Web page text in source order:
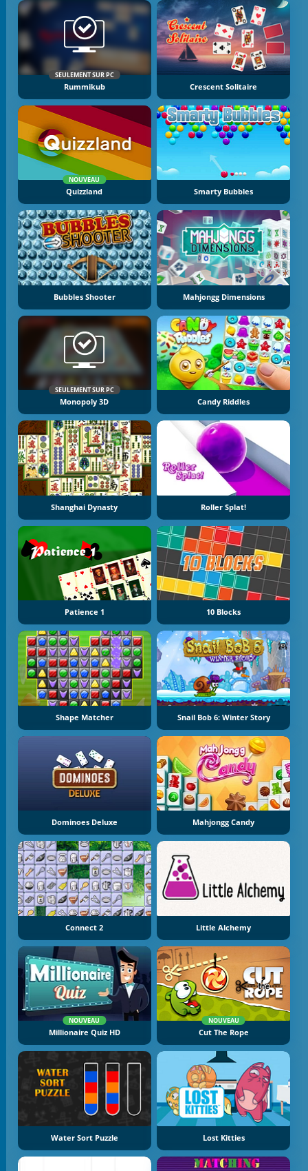
SEULEMENT SUR PC
Rummikub Crescent Solitaire
NOUVEAU
Quizzland Smarty Bubbles
Bubbles Shooter Mahjongg Dimensions
SEULEMENT SUR PC
Monopoly 3D Candy Riddles
Shanghai Dynasty Roller Splat!
Patience 1 10 Blocks
Shape Matcher Snail Bob 6: Winter Story
Dominoes Deluxe Mahjongg Candy
Connect 2 Little Alchemy
NOUVEAU
Millionaire Quiz HD
NOUVEAU
Cut The Rope
Water Sort Puzzle Lost Kitties